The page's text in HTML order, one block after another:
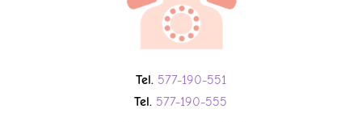
Tel. 577-190-551
Tel. 577-190-555